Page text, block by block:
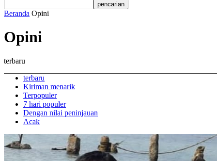
Beranda Opini
Opini
terbaru
terbaru
Kiriman menarik
Terpopuler
7 hari populer
Dengan nilai peninjauan
Acak